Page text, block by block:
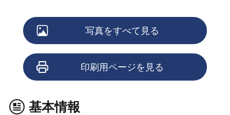
写真をすべて見る
印刷用ページを見る
基本情報